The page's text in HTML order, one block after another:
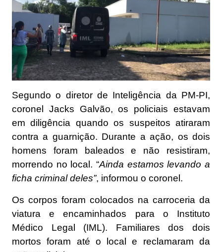
Segundo o diretor de Inteligência da PM-PI,
coronel Jacks Galvão, os policiais estavam
em diligência quando os suspeitos atiraram
contra a guarnição. Durante a ação, os dois
homens foram baleados e não resistiram,
morrendo no local. “Ainda estamos levando a
ficha criminal deles”, informou o coronel.
Os corpos foram colocados na carroceria da
viatura e encaminhados para o Instituto
Médico Legal (IML). Familiares dos dois
mortos foram até o local e reclamaram da